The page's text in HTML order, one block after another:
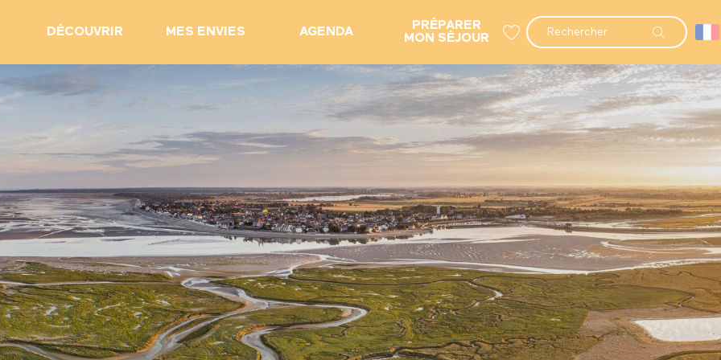
Recherche
DÉCOUVRIR MES ENVIES AGENDA
PRÉPARER
MON SÉJOUR